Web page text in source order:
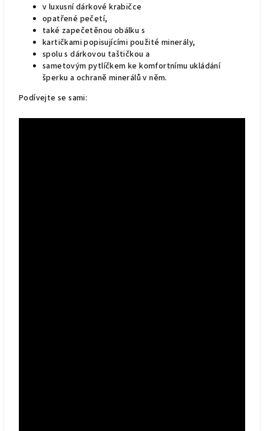
v luxusní dárkové krabičce
opatřené pečetí,
také zapečetěnou obálku s
kartičkami popisujícími použité minerály,
spolu s dárkovou taštičkou a
sametovým pytlíčkem ke komfortnímu ukládání
šperku a ochraně minerálů v něm.
Podívejte se sami: